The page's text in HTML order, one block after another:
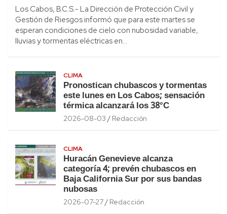
Los Cabos, B.C.S.- La Dirección de Protección Civil y
Gestión de Riesgos informó que para este martes se
esperan condiciones de cielo con nubosidad variable,
lluvias y tormentas eléctricas en…
CLIMA
Pronostican chubascos y tormentas
este lunes en Los Cabos; sensación
térmica alcanzará los 38°C
2026-08-03 Redacción
CLIMA
Huracán Genevieve alcanza
categoría 4; prevén chubascos en
Baja California Sur por sus bandas
nubosas
2026-07-27 Redacción